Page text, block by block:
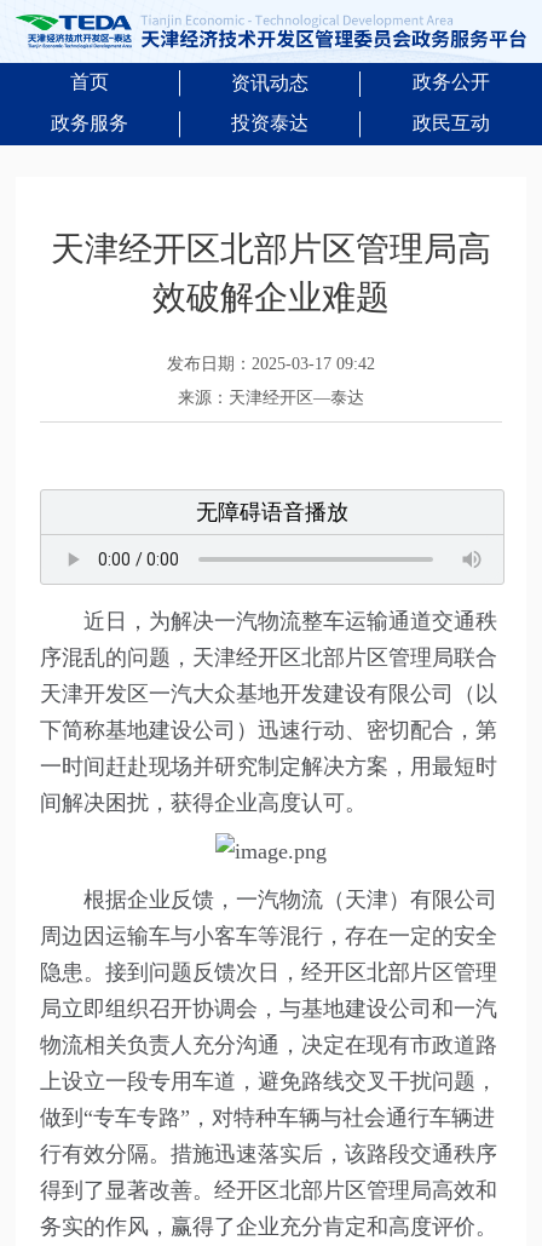
首页 资讯动态
政务公开
政务服务
投资泰达 政民互动
天津经开区北部片区管理局高
效破解企业难题
发布日期：2025-03-17 09:42
来源：天津经开区—泰达
无障碍语音播放
近日，为解决一汽物流整车运输通道交通秩
序混乱的问题，天津经开区北部片区管理局联合
天津开发区一汽大众基地开发建设有限公司（以
下简称基地建设公司）迅速行动、密切配合，第
一时间赶赴现场并研究制定解决方案，用最短时
间解决困扰，获得企业高度认可。
根据企业反馈，一汽物流（天津）有限公司
周边因运输车与小客车等混行，存在一定的安全
隐患。接到问题反馈次日，经开区北部片区管理
局立即组织召开协调会，与基地建设公司和一汽
物流相关负责人充分沟通，决定在现有市政道路
上设立一段专用车道，避免路线交叉干扰问题，
做到“专车专路”，对特种车辆与社会通行车辆进
行有效分隔。措施迅速落实后，该路段交通秩序
得到了显著改善。经开区北部片区管理局高效和
务实的作风，赢得了企业充分肯定和高度评价。